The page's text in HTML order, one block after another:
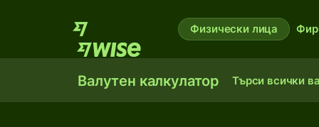
Физически лица
Валутен калкулатор Търси всички